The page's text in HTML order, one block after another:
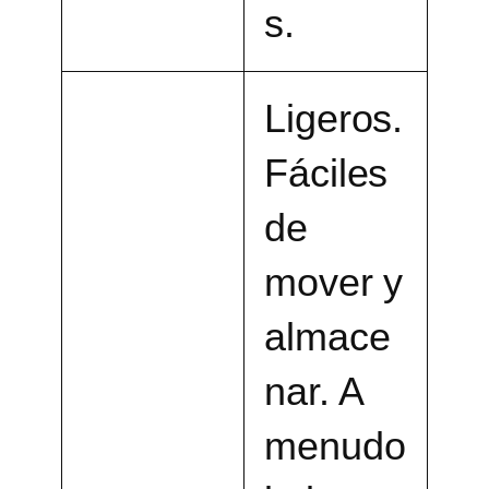
s.
Ligeros.
Fáciles
de
mover y
almace
nar. A
menudo